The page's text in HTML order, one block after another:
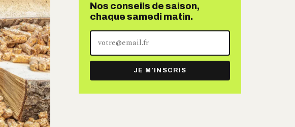
Nos conseils de saison,
chaque samedi matin.
adresse
mail
JE M’INSCRIS